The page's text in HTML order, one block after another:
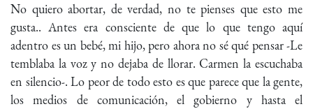
No quiero abortar, de verdad, no te pienses que esto me
gusta.. Antes era consciente de que lo que tengo aquí
adentro es un bebé, mi hijo, pero ahora no sé qué pensar -Le
temblaba la voz y no dejaba de llorar. Carmen la escuchaba
en silencio-. Lo peor de todo esto es que parece que la gente,
los medios de comunicación, el gobierno y hasta el